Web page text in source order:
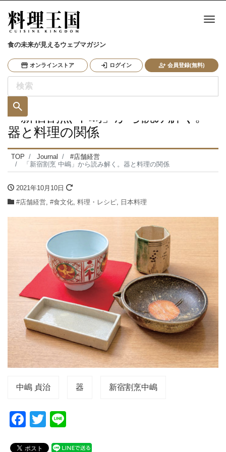
食の未来が見えるウェブマガジン
オンラインストア ログイン 会員登録(無料)
ナ
「新宿割烹 中嶋」から読み解く。
器と料理の関係
TOP Journal
#店舗経営
「新宿割烹 中嶋」から読み解く。器と料理の関係
2021年10月10日
#店舗経営, #食文化, 料理・レシピ, 日本料理
中嶋 貞治 器 新宿割烹中嶋
F
T